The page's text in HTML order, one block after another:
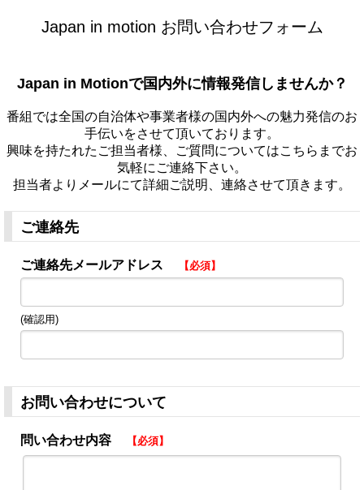
Japan in motion お問い合わせフォーム
Japan in Motionで国内外に情報発信しませんか？
番組では全国の自治体や事業者様の国内外への魅力発信のお
手伝いをさせて頂いております。
興味を持たれたご担当者様、ご質問についてはこちらまでお
気軽にご連絡下さい。
担当者よりメールにて詳細ご説明、連絡させて頂きます。
ご連絡先
ご連絡先メールアドレス 【必須】
(確認用)
お問い合わせについて
問い合わせ内容 【必須】